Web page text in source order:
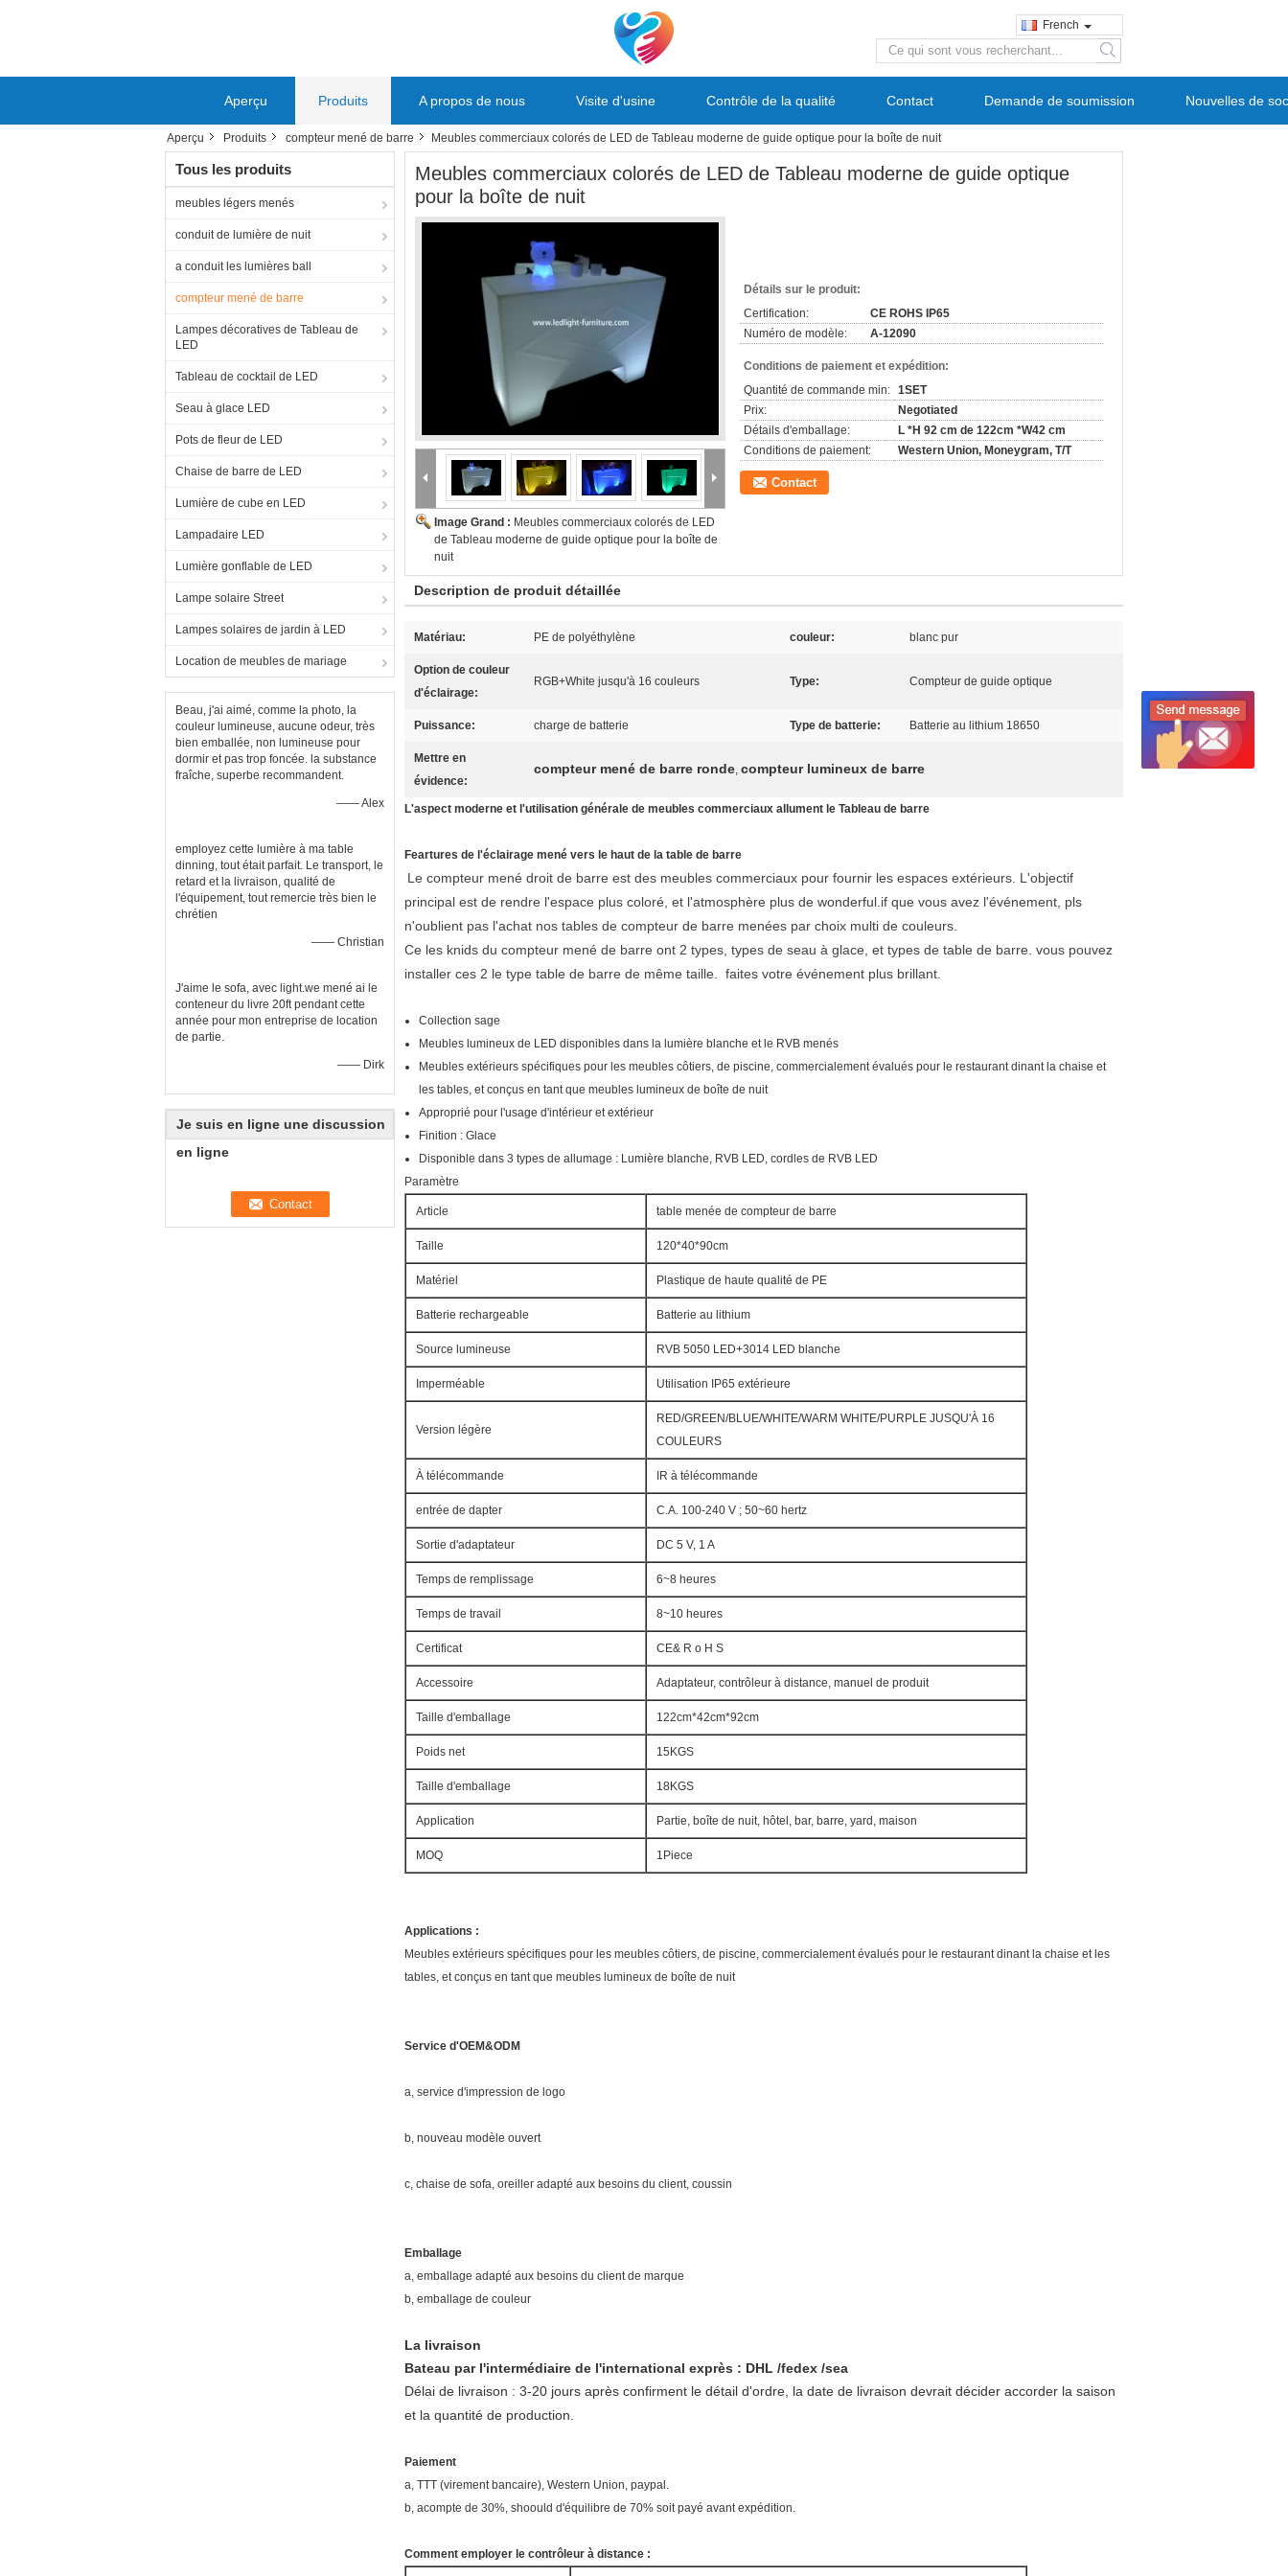
French
search
Aperçu Produits A propos de nous Visite d'usine Contrôle de la qualité Contact Demande de soumission Nouvelles de
Aperçu Produits compteur mené de barre Meubles commerciaux colorés de LED de Tableau moderne de guide optique pour la boîte de nuit
Tous les produits
meubles légers menés
conduit de lumière de nuit
a conduit les lumières ball
compteur mené de barre
Lampes décoratives de Tableau de
LED
Tableau de cocktail de LED
Seau à glace LED
Pots de fleur de LED
Chaise de barre de LED
Lumière de cube en LED
Lampadaire LED
Lumière gonflable de LED
Lampe solaire Street
Lampes solaires de jardin à LED
Location de meubles de mariage
Beau, j'ai aimé, comme la photo, la
couleur lumineuse, aucune odeur, très
bien emballée, non lumineuse pour
dormir et pas trop foncée. la substance
fraîche, superbe recommandent.
—— Alex
employez cette lumière à ma table
dinning, tout était parfait. Le transport, le
retard et la livraison, qualité de
l'équipement, tout remercie très bien le
chrétien
—— Christian
J'aime le sofa, avec light.we mené ai le
conteneur du livre 20ft pendant cette
année pour mon entreprise de location
de partie.
—— Dirk
Je suis en ligne une discussion
en ligne
Meubles commerciaux colorés de LED de Tableau moderne de guide optique
pour la boîte de nuit
Image Grand : Meubles commerciaux colorés de LED
de Tableau moderne de guide optique pour la boîte de
nuit
Détails sur le produit:
Certification:
CE ROHS IP65
Numéro de modèle:
A-12090
Conditions de paiement et expédition:
Quantité de commande min: 1SET
Prix:
Negotiated
Détails d'emballage:
L *H 92 cm de 122cm *W42 cm
Conditions de paiement:
Western Union, Moneygram, T/T
Contact
Description de produit détaillée
Matériau: PE de polyéthylène couleur: blanc pur
Option de couleur
d'éclairage:
RGB+White jusqu'à 16 couleurs Type: Compteur de guide optique
Puissance: charge de batterie Type de batterie: Batterie au lithium 18650
Mettre en
évidence:
compteur mené de barre ronde, compteur lumineux de barre
L'aspect moderne et l'utilisation générale de meubles commerciaux allument le Tableau de barre
Feartures de l'éclairage mené vers le haut de la table de barre
Le compteur mené droit de barre est des meubles commerciaux pour fournir les espaces extérieurs. L'objectif
principal est de rendre l'espace plus coloré, et l'atmosphère plus de wonderful.if que vous avez l'événement, pls
n'oublient pas l'achat nos tables de compteur de barre menées par choix multi de couleurs.
Ce les knids du compteur mené de barre ont 2 types, types de seau à glace, et types de table de barre. vous pouvez
installer ces 2 le type table de barre de même taille. faites votre événement plus brillant.
Collection sage
Meubles lumineux de LED disponibles dans la lumière blanche et le RVB menés
Meubles extérieurs spécifiques pour les meubles côtiers, de piscine, commercialement évalués pour le restaurant dinant la chaise et
les tables, et conçus en tant que meubles lumineux de boîte de nuit
Approprié pour l'usage d'intérieur et extérieur
Finition : Glace
Disponible dans 3 types de allumage : Lumière blanche, RVB LED, cordles de RVB LED
Paramètre
Article table menée de compteur de barre
Taille 120*40*90cm
Matériel Plastique de haute qualité de PE
Batterie rechargeable Batterie au lithium
Source lumineuse RVB 5050 LED+3014 LED blanche
Imperméable Utilisation IP65 extérieure
Version légère
RED/GREEN/BLUE/WHITE/WARM WHITE/PURPLE JUSQU'À 16
COULEURS
À télécommande IR à télécommande
entrée de dapter C.A. 100-240 V ; 50~60 hertz
Sortie d'adaptateur DC 5 V, 1 A
Temps de remplissage 6~8 heures
Temps de travail 8~10 heures
Certificat CE& R o H S
Accessoire Adaptateur, contrôleur à distance, manuel de produit
Taille d'emballage 122cm*42cm*92cm
Poids net 15KGS
Taille d'emballage 18KGS
Application Partie, boîte de nuit, hôtel, bar, barre, yard, maison
MOQ 1Piece
Applications :
Meubles extérieurs spécifiques pour les meubles côtiers, de piscine, commercialement évalués pour le restaurant dinant la chaise et les
tables, et conçus en tant que meubles lumineux de boîte de nuit
Service d'OEM&ODM
a, service d'impression de logo
b, nouveau modèle ouvert
c, chaise de sofa, oreiller adapté aux besoins du client, coussin
Emballage
a, emballage adapté aux besoins du client de marque
b, emballage de couleur
La livraison
Bateau par l'intermédiaire de l'international exprès : DHL /fedex /sea
Délai de livraison : 3-20 jours après confirment le détail d'ordre, la date de livraison devrait décider accorder la saison
et la quantité de production.
Paiement
a, TTT (virement bancaire), Western Union, paypal.
b, acompte de 30%, shoould d'équilibre de 70% soit payé avant expédition.
Comment employer le contrôleur à distance :